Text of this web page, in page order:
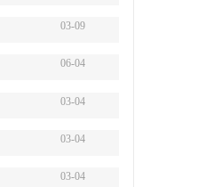
03-09
06-04
03-04
03-04
03-04